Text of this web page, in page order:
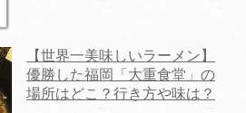
【世界一美味しいラーメン】
優勝した福岡「大重食堂」の
場所はどこ？行き方や味は？